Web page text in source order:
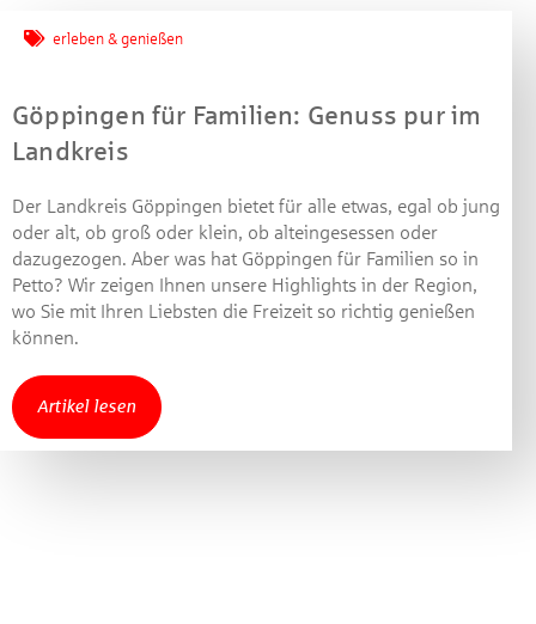
erleben & genießen
Göppingen für Familien: Genuss pur im
Landkreis
Der Landkreis Göppingen bietet für alle etwas, egal ob jung
oder alt, ob groß oder klein, ob alteingesessen oder
dazugezogen. Aber was hat Göppingen für Familien so in
Petto? Wir zeigen Ihnen unsere Highlights in der Region,
wo Sie mit Ihren Liebsten die Freizeit so richtig genießen
können.
Artikel lesen
Jetzt mitmachen und
Machen Sie mit bei unserem Gewinnspiel! Bis 31.